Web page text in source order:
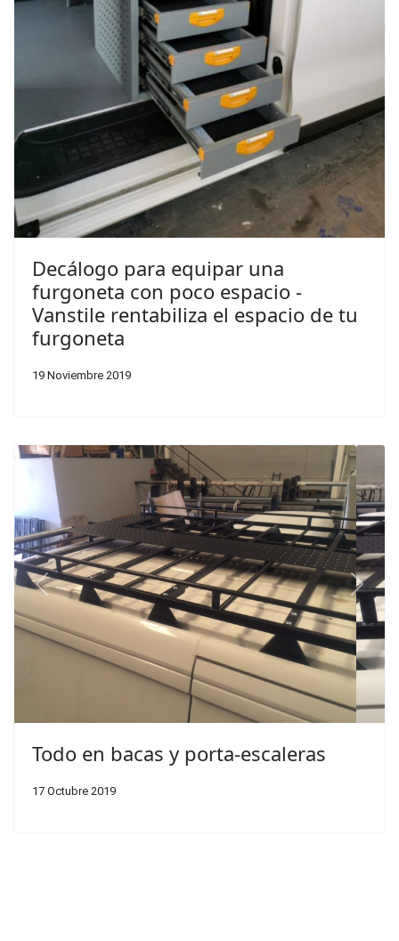
Decálogo para equipar una
furgoneta con poco espacio -
Vanstile rentabiliza el espacio de tu
furgoneta
19 Noviembre 2019
Previous Next
Todo en bacas y porta-escaleras
17 Octubre 2019